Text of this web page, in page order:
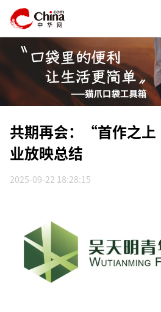
共期再会：“首作之
业放映总结
2025-09-22 18:28:15